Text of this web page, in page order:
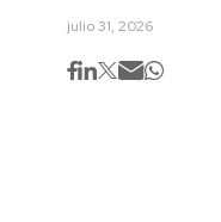
julio 31, 2026